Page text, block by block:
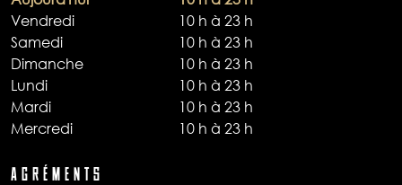
Vendredi
10 h à 23 h
Samedi
10 h à 23 h
Dimanche
10 h à 23 h
Lundi
10 h à 23 h
Mardi
10 h à 23 h
Mercredi
10 h à 23 h
AGRÉMENTS